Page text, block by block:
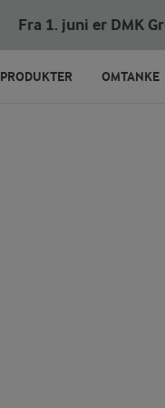
Fra 1. juni er DMK
PRODUKTER OMTANKE